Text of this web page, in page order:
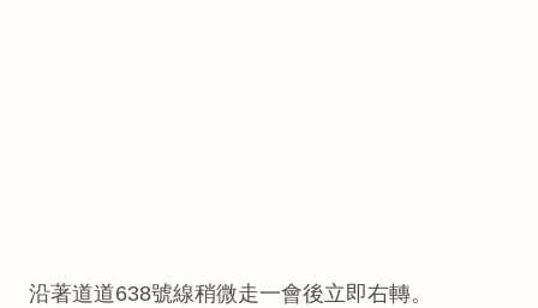
沿著道道638號線稍微走一會後立即右轉。